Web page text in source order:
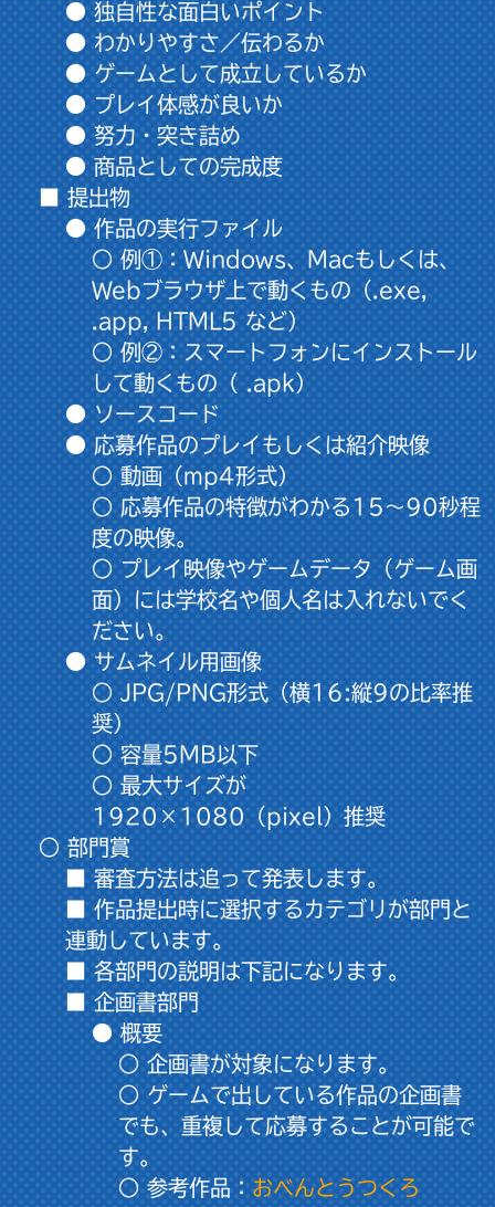
● 独自性な面白いポイント
● わかりやすさ／伝わるか
● ゲームとして成立しているか
● プレイ体感が良いか
● 努力・突き詰め
● 商品としての完成度
■ 提出物
● 作品の実行ファイル
○ 例①：Windows、Macもしくは、
Webブラウザ上で動くもの（.exe,
.app, HTML5 など）
○ 例②：スマートフォンにインストール
して動くもの（ .apk）
● ソースコード
● 応募作品のプレイもしくは紹介映像
○ 動画（mp4形式）
○ 応募作品の特徴がわかる15〜90秒程
度の映像。
○ プレイ映像やゲームデータ（ゲーム画
面）には学校名や個人名は入れないでく
ださい。
● サムネイル用画像
○ JPG/PNG形式（横16:縦9の比率推
奨）
○ 容量5MB以下
○ 最大サイズが
1920×1080（pixel）推奨
○ 部門賞
■ 審査方法は追って発表します。
■ 作品提出時に選択するカテゴリが部門と
連動しています。
■ 各部門の説明は下記になります。
■ 企画書部門
● 概要
○ 企画書が対象になります。
○ ゲームで出している作品の企画書
でも、重複して応募することが可能で
す。
○ 参考作品： おべんとうつくろ